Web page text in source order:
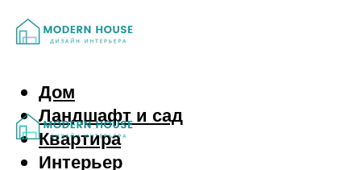
Дом
Ландшафт и сад
Квартира
Интерьер